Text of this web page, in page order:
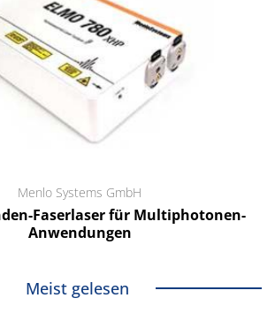
Menlo Systems GmbH
Faserlaser für Multiphotonen-
Anwendungen
Meist gelesen